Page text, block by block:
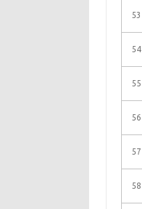
53
54
55
56
57
58